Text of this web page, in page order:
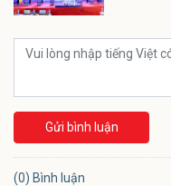
Gửi bình luận
(0) Bình luận